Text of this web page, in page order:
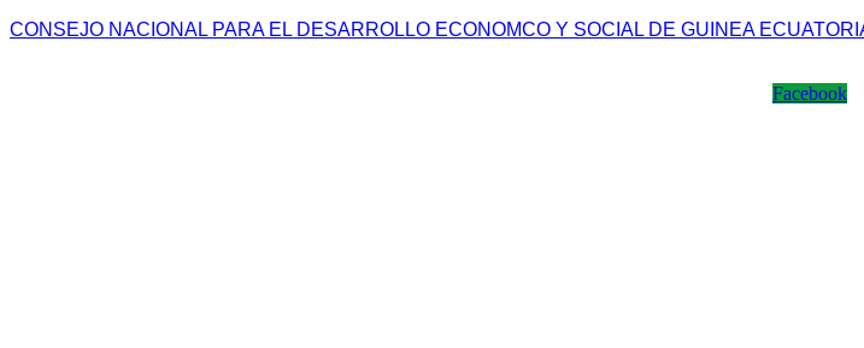
CONSEJO NACIONAL PARA EL DESARROLLO ECONOMCO Y SOCIAL DE GUINEA
Facebook